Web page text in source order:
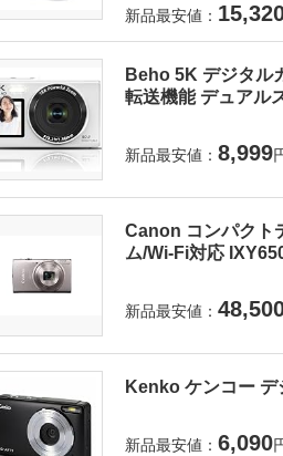
新品最安値：
Beho 5K デジタル
転送機能 デュアル
新品最安値： 8,999
Canon コンパクト
ム/Wi-Fi対応
新品最安値：
Kenko ケンコー
新品最安値： 6,090